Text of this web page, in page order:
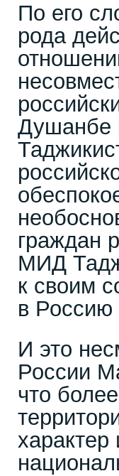
По его
рода
Душанбе
граждан
МИД
к своим
в Россию
И это
России
что
характер